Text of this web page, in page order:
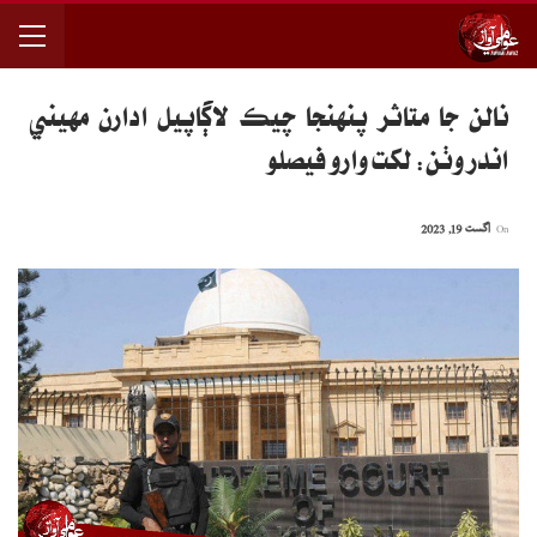
نالن جا متاثر پنهنجا چيڪ لاڳاپيل ادارن مهيني
اندر وٺن: لکت وارو فيصلو
اگست 19, 2023